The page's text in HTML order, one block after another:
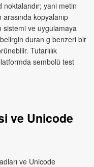
yani metin
kopyalanıp
sistemi ve uygulamaya
duran g benzeri bir
Tutarlılık
sembolü test
ve Unicode
ve Unicode